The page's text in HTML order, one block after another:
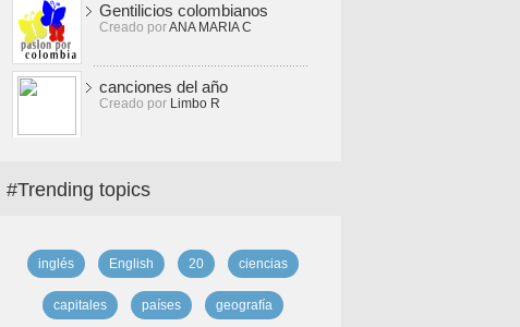
Gentilicios colombianos
Creado porANA MARIA C
canciones del año
Creado por Limbo R
#Trending topics
inglés English 20 ciencias
capitales países geografía